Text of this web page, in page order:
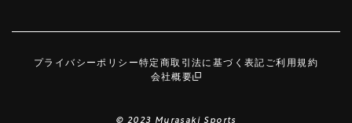
プライバシーポリシー特定商取引法に基づく表記ご利用規約
会社概要
© 2023 Murasaki Sports